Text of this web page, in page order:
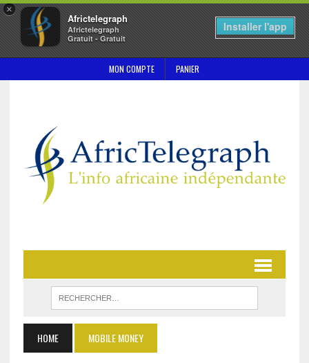
×
Africtelegraph
Africtelegraph
Gratuit - Gratuit
Installer l'app
MON COMPTE PANIER
HOME MOBILE MONEY